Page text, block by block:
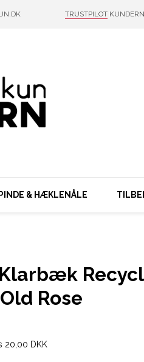
TRUSTPILOT
& HÆKLENÅLE
Rose
20,00 DKK